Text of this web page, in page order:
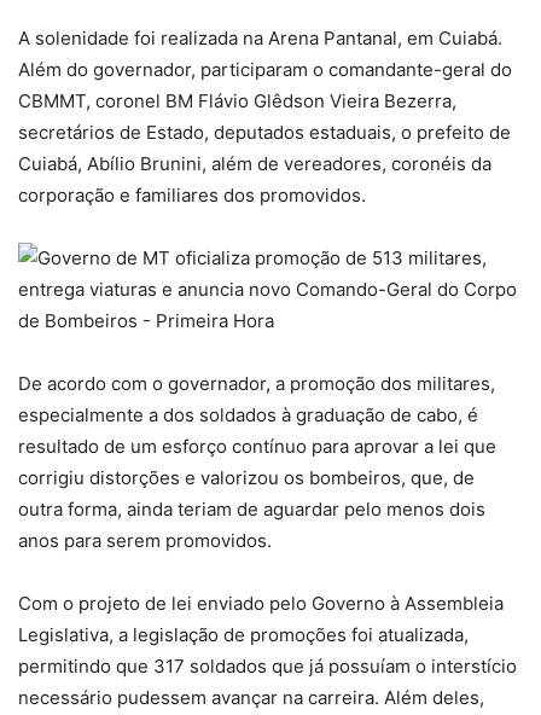
A solenidade foi realizada na Arena Pantanal, em Cuiabá.
Além do governador, participaram o comandante-geral do
CBMMT, coronel BM Flávio Glêdson Vieira Bezerra,
secretários de Estado, deputados estaduais, o prefeito de
Cuiabá, Abílio Brunini, além de vereadores, coronéis da
corporação e familiares dos promovidos.
De acordo com o governador, a promoção dos militares,
especialmente a dos soldados à graduação de cabo, é
resultado de um esforço contínuo para aprovar a lei que
corrigiu distorções e valorizou os bombeiros, que, de
outra forma, ainda teriam de aguardar pelo menos dois
anos para serem promovidos.
Com o projeto de lei enviado pelo Governo à Assembleia
Legislativa, a legislação de promoções foi atualizada,
permitindo que 317 soldados que já possuíam o interstício
necessário pudessem avançar na carreira. Além deles,